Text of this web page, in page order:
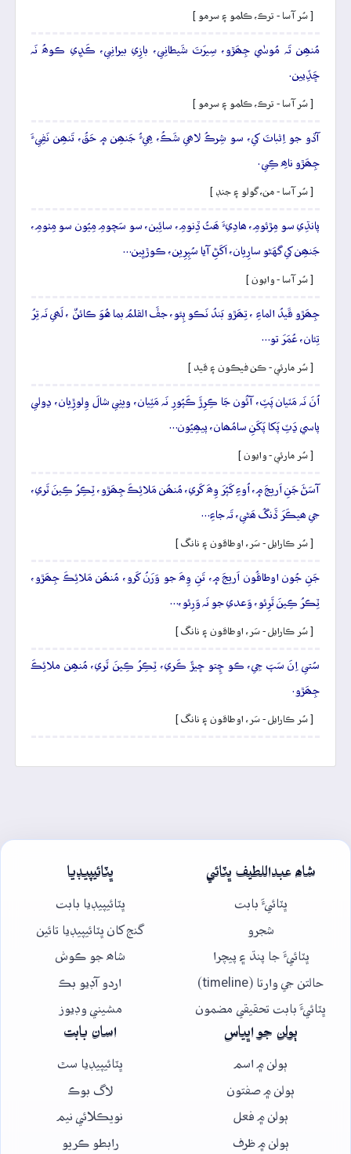
[ سُر آسا - ترڪ، ڪلمو ۽ سرمو ]
مُنھِن تَہ مُوسٰي جِھَڙو، سِيرَتَ شَيطانِي، بازِي بيرانِي، ڪَڍِي ڪوھُ نَہ
ڇَڏِيين.
[ سُر آسا - ترڪ، ڪلمو ۽ سرمو ]
آڏو جو اِثباتَ کي، سو شِرڪُ لاھي شَڪُ، ھِيءُ جَنھِن ۾ حَقُ، تَنھِن نَفِيءَ
جِھَڙو ناھِ ڪِي.
[ سُر آسا - من، گولو ۽ جنڊ ]
پانڌِي سو مِڙئومِ، ھادِيءَ ھَٿُ ڏِنومِ، سائِين، سو سَچومِ مِيُون سو مِٺومِ،
جَنھِن کي گهَڻو سارِيان، اَکَڻِ آيا سُپِرِين، ڪوڙيِين…
[ سُر آسا - وايون ]
جِھَڙو قَيدُ الماءِ ، تِھَڙو بَندُ نَڪو ٻِئو، جفَّ القلمُ بما هُوَ ڪائنٌ ، لَھي نَہ تِرُ
تِئان، عُمَرَ تو…
[ سُر مارئي - ڪن فيڪون ۽ قيد ]
اُنَ نَہ مَٽيان پَٽِ، آئُون جَا ڪِرِڙَ ڪَپُورِ نَہ مَٽِيان، ويٺِي شالَ وِلوڙِيان، ڍولي
پاسي ڍَٽِ پَکا پَکَنِ سامُھان، پيھِيُون…
[ سُر مارئي - وايون ]
آسَڻَ جَنِ اَريجَ ۾، اُوءِ کَپُرَ وِھَ کَري، مُنھُن مَلائِڪَ جِھَڙو، ٽِڪِرُ ڪِينَ ٽَري،
جي ھيڪَرَ ڏَنگُ ھَڻي، تَہ جاءِ…
[ سُر ڪارايل - سَر، اوطاقون ۽ نانگ ]
جَنِ جُون اوطاقُون اَريجَ ۾، تَنِ وِھَ جو وَرَنُ کَرو، مُنھُن مَلائِڪَ جِھَڙو،
ٽِڪرُ ڪِينَ ٽَرِئو، وَعدي جو نَہ وَرِئو،…
[ سُر ڪارايل - سَر، اوطاقون ۽ نانگ ]
سُتي اِنَ سَپَ جِي، ڪو ڇِتو ڇيڙَ ڪَري، ٽِڪِرُ ڪِينَ ٽَري، مُنھِن ملائِڪَ
جِھَڙو.
[ سُر ڪارايل - سَر، اوطاقون ۽ نانگ ]
شاھ عبداللطيف ڀٽائي
ڀٽائيءَ بابت
شجرو
ڀٽائيءَ جا پنڌ ۽ پيچرا
حالتن جي وارتا (timeline)
ڀٽائيءَ بابت تحقيقي مضمون
ڀٽائيپيڊيا
ڀٽائيپيڊيا بابت
گنج کان ڀٽائيپيڊيا تائين
شاھ جو ڪوش
اردو آڊيو بڪ
مشيني وڊيوز
ٻولن جو اڀياس
ٻولن ۾ اسم
ٻولن ۾ صفتون
ٻولن ۾ فعل
ٻولن ۾ ظرف
اسان بابت
ڀٽائيپيڊيا سٿ
لاگ بوڪ
نويڪلائي نيم
رابطو ڪريو